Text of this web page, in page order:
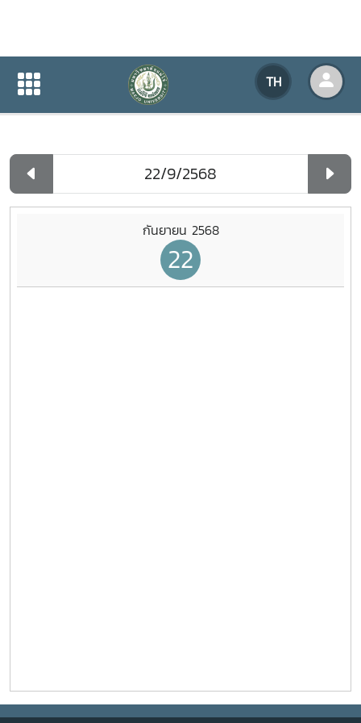
TH
ปฏิทินกิจกรรมของหน่วยงาน
ปฏิทินกิจกรรมของหน่วยงาน
กันยายน 2568
22